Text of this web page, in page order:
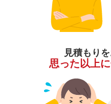
見積もり
思った以上